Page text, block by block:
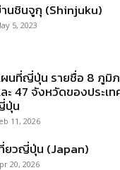
นชินจูกุ (Shinjuku)
5, 2023
นที่ญี่ปุ่น รายชื่อ 8 ภูมิ
ะ 47 จังหวัดของประเท
น
11, 2026
ยวญี่ปุ่น (Japan)
20, 2026